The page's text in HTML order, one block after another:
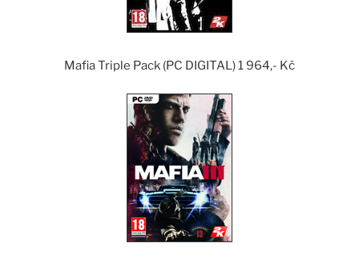
Mafia Triple Pack (PC DIGITAL) 1 964,- Kč